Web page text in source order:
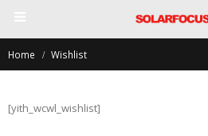
Home Wishlist
[yith_wcwl_wishlist]